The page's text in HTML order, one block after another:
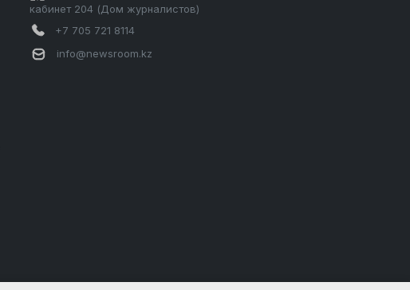
кабинет 204 (Дом журналистов)
+7 705 721 8114
info@newsroom.kz